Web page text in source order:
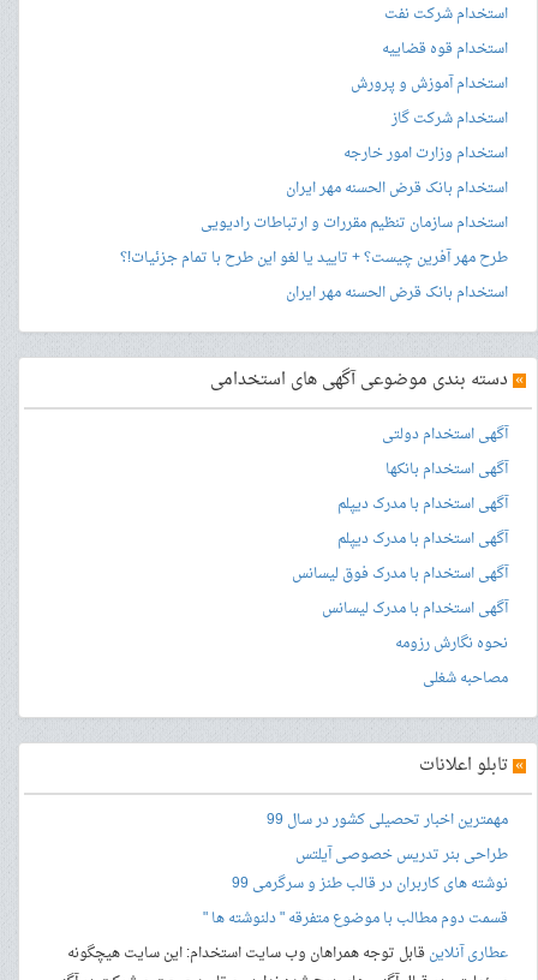
استخدام شرکت نفت
استخدام قوه قضاییه
استخدام آموزش و پرورش
استخدام شرکت گاز
استخدام وزارت امور خارجه
استخدام بانک قرض الحسنه مهر ایران
استخدام سازمان تنظیم مقررات و ارتباطات رادیویی
طرح مهر آفرین چیست؟ + تایید یا لغو این طرح با تمام جزئیات!؟
استخدام بانک قرض الحسنه مهر ایران
» دسته بندی موضوعی آگهی های استخدامی
آگهی استخدام دولتی
آگهی استخدام بانکها
آگهی استخدام با مدرک دیپلم
آگهی استخدام با مدرک دیپلم
آگهی استخدام با مدرک فوق لیسانس
آگهی استخدام با مدرک لیسانس
نحوه نگارش رزومه
مصاحبه شغلی
» تابلو اعلانات
مهمترین اخبار تحصیلی کشور در سال 99
طراحی بنرتدریس خصوصی آیلتس
نوشته های کاربران در قالب طنز و سرگرمی 99
قسمت دوم مطالب با موضوع متفرقه " دلنوشته ها "
عطاری آنلاینقابل توجه همراهان وب سایت استخدام: این سایت هیچگونه